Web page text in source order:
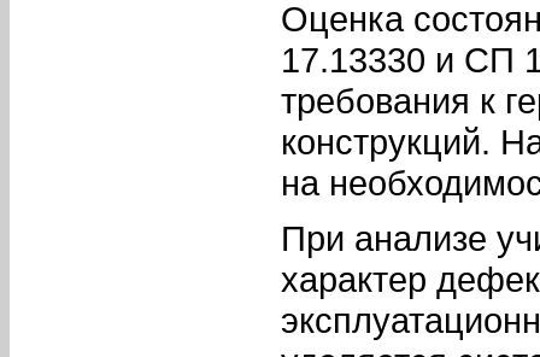
Оценка
17.13330 и СП
требования к
конструкций.
на
При анализе
характер